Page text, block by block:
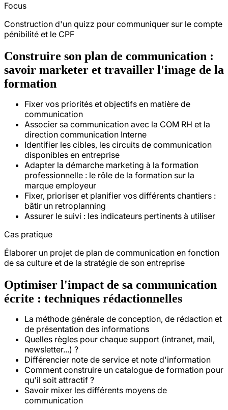
Focus
Construction d'un quizz pour communiquer sur le compte
pénibilité et le CPF
Construire son plan de communication :
savoir marketer et travailler l'image de la
formation
Fixer vos priorités et objectifs en matière de
communication
Associer sa communication avec la COM RH et la
direction communication Interne
Identifier les cibles, les circuits de communication
disponibles en entreprise
Adapter la démarche marketing à la formation
professionnelle : le rôle de la formation sur la
marque employeur
Fixer, prioriser et planifier vos différents chantiers :
bâtir un retroplanning
Assurer le suivi : les indicateurs pertinents à utiliser
Cas pratique
Élaborer un projet de plan de communication en fonction
de sa culture et de la stratégie de son entreprise
Optimiser l'impact de sa communication
écrite : techniques rédactionnelles
La méthode générale de conception, de rédaction et
de présentation des informations
Quelles règles pour chaque support (intranet, mail,
newsletter...) ?
Différencier note de service et note d'information
Comment construire un catalogue de formation pour
qu'il soit attractif ?
Savoir mixer les différents moyens de
communication